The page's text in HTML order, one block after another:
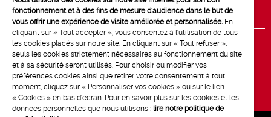
fonctionnement et à des fins de mesure d'audience dans le but de
vous offrir une expérience de visite améliorée et personnalisée. En
cliquant sur « Tout accepter », vous consentez à l'utilisation de tous
les cookies placés sur notre site. En cliquant sur « Tout refuser »,
seuls les cookies strictement nécessaires au fonctionnement du site
et à sa sécurité seront utilisés. Pour choisir ou modifier vos
préférences cookies ainsi que retirer votre consentement à tout
moment, cliquez sur « Personnaliser vos cookies » ou sur le lien
« Cookies » en bas d'écran. Pour en savoir plus sur les cookies et les
données personnelles que nous utilisons : lire notre politique de